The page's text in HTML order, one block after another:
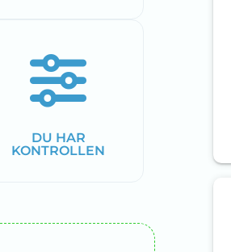
DU HAR
KONTROLLEN